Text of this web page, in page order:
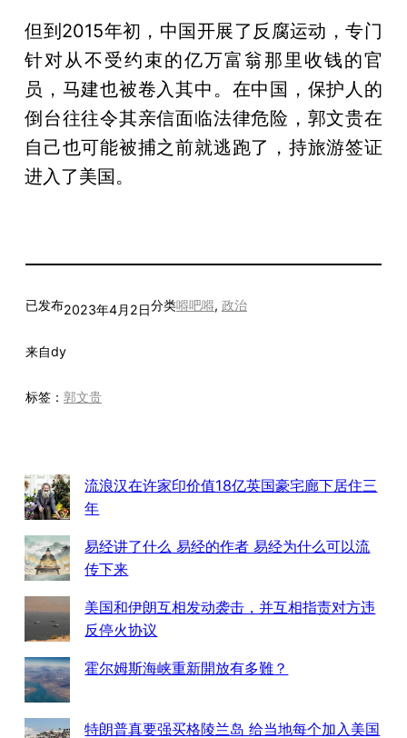
但到2015年初，中国开展了反腐运动，专门
针对从不受约束的亿万富翁那里收钱的官
员，马建也被卷入其中。在中国，保护人的
倒台往往令其亲信面临法律危险，郭文贵在
自己也可能被捕之前就逃跑了，持旅游签证
进入了美国。
已发布2023年4月2日分类嘚吧嘚, 政治
来自dy
标签： 郭文贵
流浪汉在许家印价值18亿英国豪宅廊下居住三
年
易经讲了什么 易经的作者 易经为什么可以流
传下来
美国和伊朗互相发动袭击，并互相指责对方违
反停火协议
霍尔姆斯海峡重新開放有多難？
特朗普真要强买格陵兰岛 给当地每个加入美国